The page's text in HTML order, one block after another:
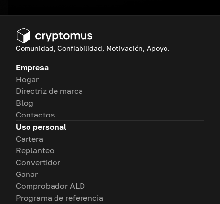
Comunidad, Confiabilidad, Motivación, Apoyo.
Empresa
Hogar
Directriz de marca
Blog
Contactos
Uso personal
Cartera
Replanteo
Convertidor
Ganar
Comprobador ALD
Programa de referencia